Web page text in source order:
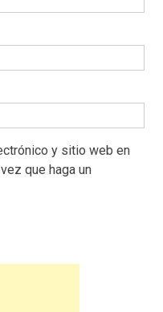
y sitio web en
que haga un